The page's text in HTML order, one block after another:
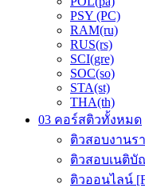
PSY (PC)
RAM(ru)
RUS(rs)
SCI(gre)
SOC(so)
STA(st)
THA(th)
03 คอร์สติวทั้งหมด
ติวสอบงานร
ติวสอบเนติ
ติวออนไลน์